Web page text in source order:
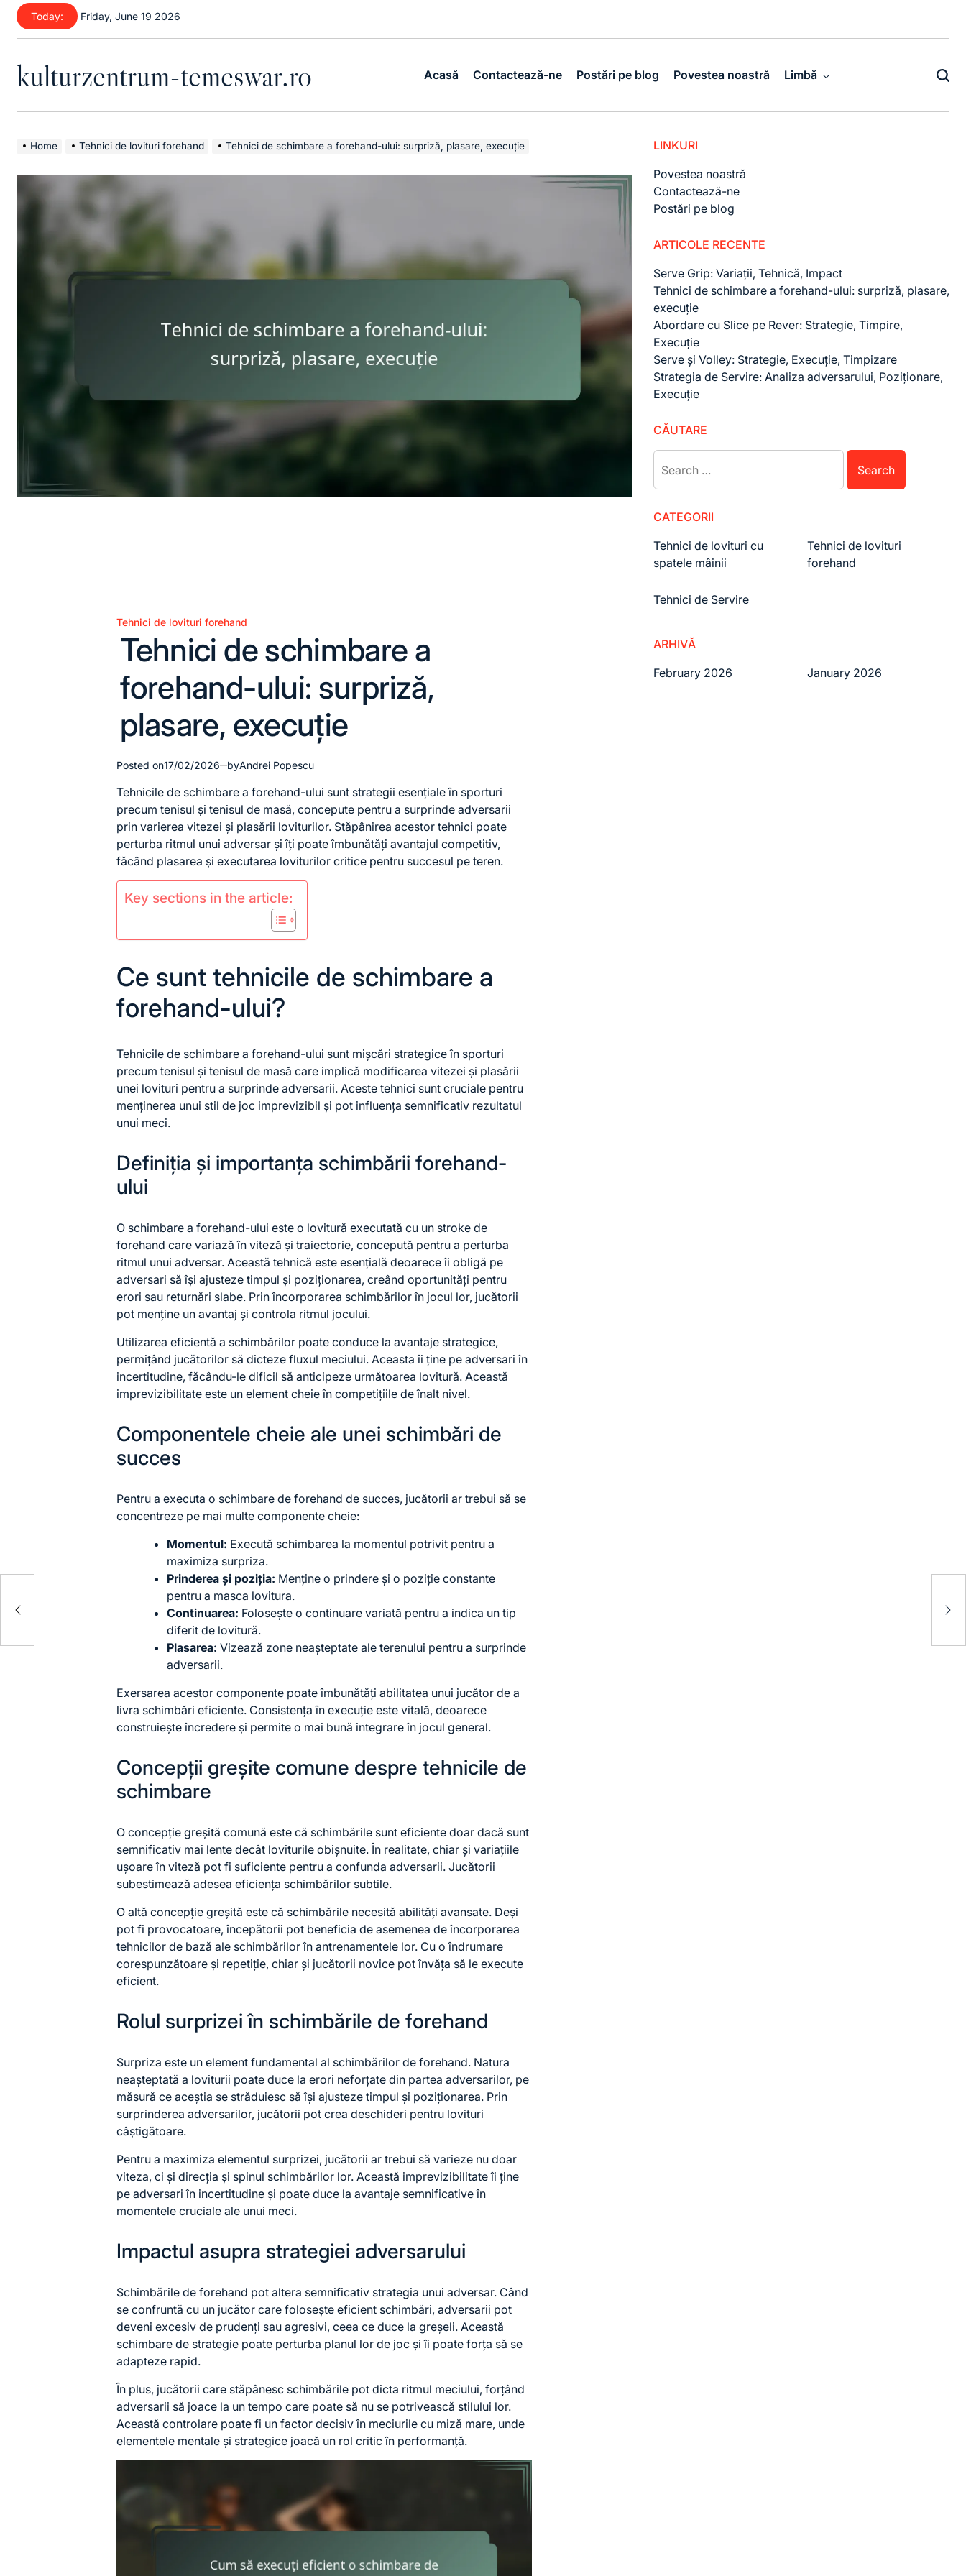
Skip
content
Today: Friday, June 19 2026
kulturzentrum-temeswar.ro Acasă Contactează-ne Postări pe blog Povestea noastră Limbă
Home Tehnici de lovituri forehand Tehnici de schimbare a forehand-ului: surpriză, plasare, execuție
Posted
in
Tehnici de lovituri forehand
Tehnici de schimbare a
forehand-ului: surpriză,
plasare, execuție
Posted on17/02/2026 byAndrei Popescu
Tehnicile de schimbare a forehand-ului sunt strategii esențiale în sporturi
precum tenisul și tenisul de masă, concepute pentru a surprinde adversarii
prin varierea vitezei și plasării loviturilor. Stăpânirea acestor tehnici poate
perturba ritmul unui adversar și îți poate îmbunătăți avantajul competitiv,
făcând plasarea și executarea loviturilor critice pentru succesul pe teren.
Key sections in the article:
Ce sunt tehnicile de schimbare a
forehand-ului?
Tehnicile de schimbare a forehand-ului sunt mișcări strategice în sporturi
precum tenisul și tenisul de masă care implică modificarea vitezei și plasării
unei lovituri pentru a surprinde adversarii. Aceste tehnici sunt cruciale pentru
menținerea unui stil de joc imprevizibil și pot influența semnificativ rezultatul
unui meci.
Definiția și importanța schimbării forehand-
ului
O schimbare a forehand-ului este o lovitură executată cu un stroke de
forehand care variază în viteză și traiectorie, concepută pentru a perturba
ritmul unui adversar. Această tehnică este esențială deoarece îi obligă pe
adversari să își ajusteze timpul și poziționarea, creând oportunități pentru
erori sau returnări slabe. Prin încorporarea schimbărilor în jocul lor, jucătorii
pot menține un avantaj și controla ritmul jocului.
Utilizarea eficientă a schimbărilor poate conduce la avantaje strategice,
permițând jucătorilor să dicteze fluxul meciului. Aceasta îi ține pe adversari în
incertitudine, făcându-le dificil să anticipeze următoarea lovitură. Această
imprevizibilitate este un element cheie în competițiile de înalt nivel.
Componentele cheie ale unei schimbări de
succes
Pentru a executa o schimbare de forehand de succes, jucătorii ar trebui să se
concentreze pe mai multe componente cheie:
Momentul: Execută schimbarea la momentul potrivit pentru a
maximiza surpriza.
Prinderea și poziția: Menține o prindere și o poziție constante
pentru a masca lovitura.
Continuarea: Folosește o continuare variată pentru a indica un tip
diferit de lovitură.
Plasarea: Vizează zone neașteptate ale terenului pentru a surprinde
adversarii.
Exersarea acestor componente poate îmbunătăți abilitatea unui jucător de a
livra schimbări eficiente. Consistența în execuție este vitală, deoarece
construiește încredere și permite o mai bună integrare în jocul general.
Concepții greșite comune despre tehnicile de
schimbare
O concepție greșită comună este că schimbările sunt eficiente doar dacă sunt
semnificativ mai lente decât loviturile obișnuite. În realitate, chiar și variațiile
ușoare în viteză pot fi suficiente pentru a confunda adversarii. Jucătorii
subestimează adesea eficiența schimbărilor subtile.
O altă concepție greșită este că schimbările necesită abilități avansate. Deși
pot fi provocatoare, începătorii pot beneficia de asemenea de încorporarea
tehnicilor de bază ale schimbărilor în antrenamentele lor. Cu o îndrumare
corespunzătoare și repetiție, chiar și jucătorii novice pot învăța să le execute
eficient.
Rolul surprizei în schimbările de forehand
Surpriza este un element fundamental al schimbărilor de forehand. Natura
neașteptată a loviturii poate duce la erori neforțate din partea adversarilor, pe
măsură ce aceștia se străduiesc să își ajusteze timpul și poziționarea. Prin
surprinderea adversarilor, jucătorii pot crea deschideri pentru lovituri
câștigătoare.
Pentru a maximiza elementul surprizei, jucătorii ar trebui să varieze nu doar
viteza, ci și direcția și spinul schimbărilor lor. Această imprevizibilitate îi ține
pe adversari în incertitudine și poate duce la avantaje semnificative în
momentele cruciale ale unui meci.
Impactul asupra strategiei adversarului
Schimbările de forehand pot altera semnificativ strategia unui adversar. Când
se confruntă cu un jucător care folosește eficient schimbări, adversarii pot
deveni excesiv de prudenți sau agresivi, ceea ce duce la greșeli. Această
schimbare de strategie poate perturba planul lor de joc și îi poate forța să se
adapteze rapid.
În plus, jucătorii care stăpânesc schimbările pot dicta ritmul meciului, forțând
adversarii să joace la un tempo care poate să nu se potrivească stilului lor.
Această controlare poate fi un factor decisiv în meciurile cu miză mare, unde
elementele mentale și strategice joacă un rol critic în performanță.
LINKURI
Povestea noastră
Contactează-ne
Postări pe blog
ARTICOLE RECENTE
Serve Grip: Variații, Tehnică, Impact
Tehnici de schimbare a forehand-ului: surpriză, plasare,
execuție
Abordare cu Slice pe Rever: Strategie, Timpire,
Execuție
Serve și Volley: Strategie, Execuție, Timpizare
Strategia de Servire: Analiza adversarului, Poziționare,
Execuție
CĂUTARE
for:
CATEGORII
Tehnici de lovituri cu
spatele mâinii
Tehnici de lovituri
forehand
Tehnici de Servire
ARHIVĂ
February 2026
January 2026